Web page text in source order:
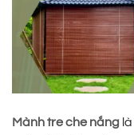
Mành tre che nắng